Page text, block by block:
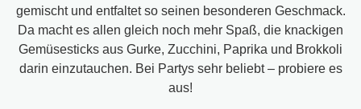
gemischt und entfaltet so seinen besonderen Geschmack.
Da macht es allen gleich noch mehr Spaß, die knackigen
Gemüsesticks aus Gurke, Zucchini, Paprika und Brokkoli
darin einzutauchen. Bei Partys sehr beliebt – probiere es
aus!